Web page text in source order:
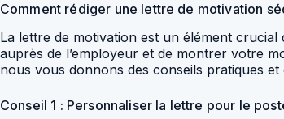
Comment rédiger une lettre de motivation
La lettre de motivation est un élément
auprès de l’employeur et de montrer votre
nous vous donnons des conseils pratiques
Conseil 1 : Personnaliser la lettre pour le